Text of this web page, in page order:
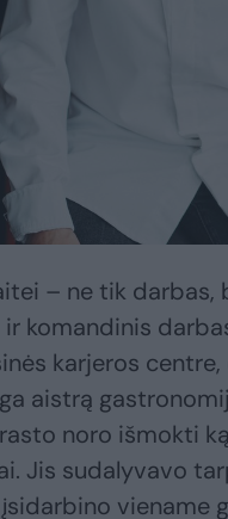
– ne tik
komandinis
karjeros
aistrą
noro išmokti
Jis sudalyvavo
viename